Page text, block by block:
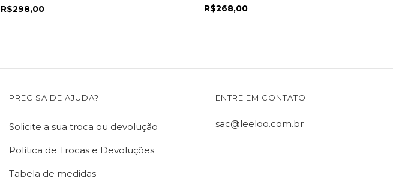
R$298,00 R$268,00
PRECISA DE AJUDA?
Solicite a sua troca ou devolução
Política de Trocas e Devoluções
Tabela de medidas
ENTRE EM CONTATO
sac@leeloo.com.br